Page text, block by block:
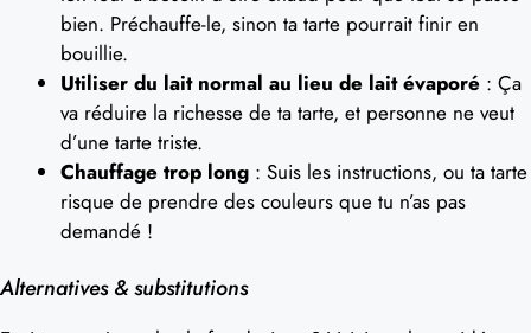
bien. Préchauffe-le, sinon ta tarte pourrait finir en
bouillie.
Utiliser du lait normal au lieu de lait évaporé : Ça
va réduire la richesse de ta tarte, et personne ne veut
d’une tarte triste.
Chauffage trop long : Suis les instructions, ou ta tarte
risque de prendre des couleurs que tu n’as pas
demandé !
Alternatives & substitutions